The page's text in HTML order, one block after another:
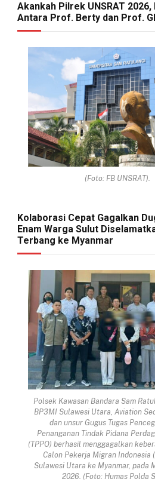
Akankah Pilrek UNSRAT
Antara Prof. Berty dan Prof.
(Foto: FB UNSRAT).
Kolaborasi Cepat Gagalkan
Enam Warga Sulut
Terbang ke Myanmar
Polsek Kawasan Bandara Sam
BP3MI Sulawesi Utara, Aviation
dan unsur Gugus Tugas
Penanganan Tindak Pidana
(TPPO) berhasil menggagalkan
Calon Pekerja Migran Indonesia
Sulawesi Utara ke Myanmar, pada
2026. (Foto: Humas Polda